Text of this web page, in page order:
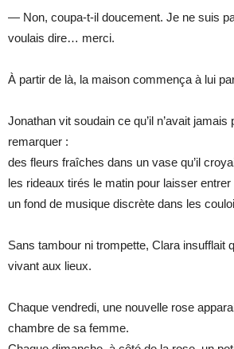
— Non, coupa-t-il doucement. Je ne suis
voulais dire… merci.
À partir de là, la maison commença à lui
Jonathan vit soudain ce qu’il n’avait
remarquer :
des fleurs fraîches dans un vase qu’il
les rideaux tirés le matin pour laisser entrer
un fond de musique discrète dans les
Sans tambour ni trompette, Clara insufflait
vivant aux lieux.
Chaque vendredi, une nouvelle rose
chambre de sa femme.